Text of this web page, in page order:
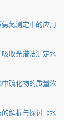
氮测定中的应用
收光谱法测定水
硫化物的质量浓
解析与探讨《水